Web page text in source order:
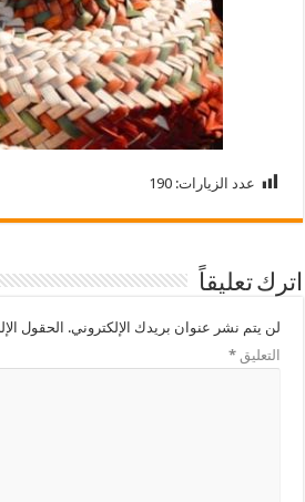
عدد الزيارات: 190
اترك تعليقاً
لن يتم نشر عنوان بريدك الإلكتروني. الحقول
التعليق*